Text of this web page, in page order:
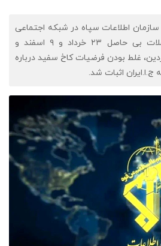
اطلاعات سپاه در شبکه اجتماعی
ایکس نوشت: بعد از حملات بی حاصل ۲۳ خرداد و ۹ اسفند و
محاصره ۲۳ فروردین، غلط بودن فرضیات کاخ سفید درباره
اثبات شد.